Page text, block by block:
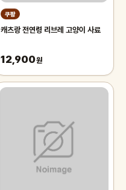
쿠팡
캐츠랑 전연령 리브레 고양이 사료
12,900원